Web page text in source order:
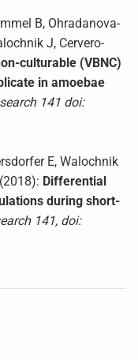
B, Ohradanova-
J, Cervero-
culturable (VBNC)
in amoebae
141 doi:
E, Walochnik
Differential
during short-
141, doi: